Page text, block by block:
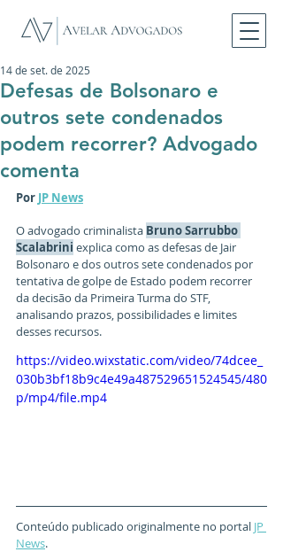
Defesas de Bolsonaro e
outros sete condenados
podem recorrer? Advogado
comenta
14 de set. de 2025
Por JP News
O advogado criminalista Bruno Sarrubbo
Scalabrini explica como as defesas de Jair
Bolsonaro e dos outros sete condenados por
tentativa de golpe de Estado podem recorrer
da decisão da Primeira Turma do STF,
analisando prazos, possibilidades e limites
desses recursos.
https://video.wixstatic.com/video/74dcee_
030b3bf18b9c4e49a487529651524545/480
p/mp4/file.mp4
Conteúdo publicado originalmente no portal JP
News.